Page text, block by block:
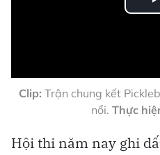
Clip: Trận chung kết
nổi. Thực
Hội thi năm nay ghi